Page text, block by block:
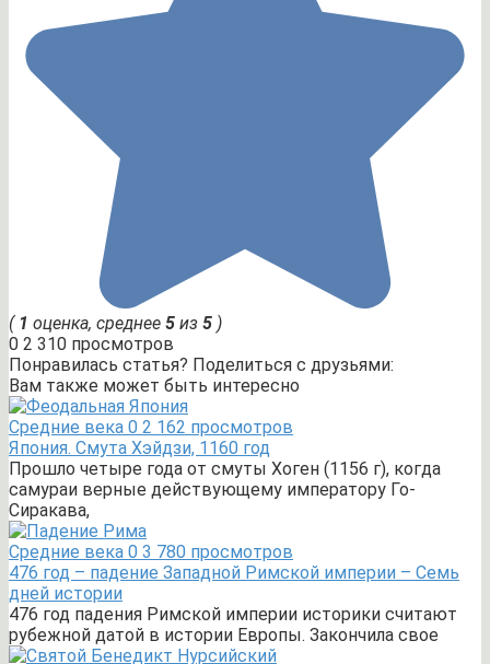
( 1 оценка, среднее 5 из 5 )
0 2 310 просмотров
Понравилась статья? Поделиться с друзьями:
Вам также может быть интересно
Средние века 0 2 162 просмотров
Япония. Смута Хэйдзи, 1160 год
Прошло четыре года от смуты Хоген (1156 г), когда
самураи верные действующему императору Го-
Сиракава,
Средние века 0 3 780 просмотров
476 год – падение Западной Римской империи – Семь
дней истории
476 год падения Римской империи историки считают
рубежной датой в истории Европы. Закончила свое